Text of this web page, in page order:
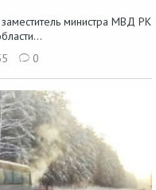
министра МВД РК
0